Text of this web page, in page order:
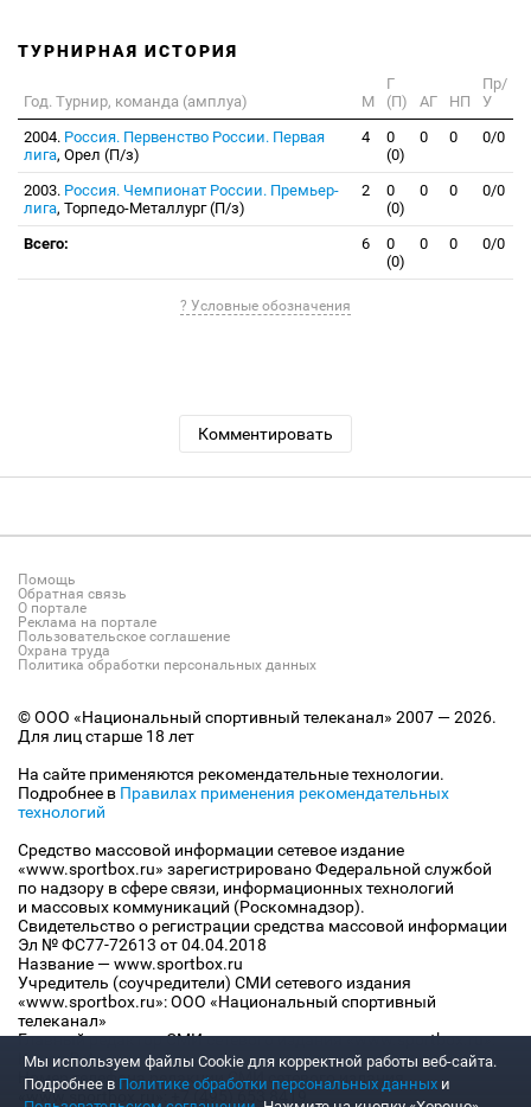
ТУРНИРНАЯ ИСТОРИЯ
Год. Турнир, команда (амплуа) М
Г
(П)
АГ НП
Пр/
У
2004. Россия. Первенство России. Первая
лига, Орел (П/з)
4
0
(0)
0 0 0/0
2003. Россия. Чемпионат России. Премьер-
лига, Торпедо-Металлург (П/з)
2
0
(0)
0 0 0/0
Всего: 6
0
(0)
0 0 0/0
? Условные обозначения
Комментировать
Помощь
Обратная связь
О портале
Реклама на портале
Пользовательское соглашение
Охрана труда
Политика обработки персональных данных
© ООО «Национальный спортивный телеканал» 2007 — 2026.
Для лиц старше 18 лет
На сайте применяются рекомендательные технологии.
Подробнее в Правилах применения рекомендательных
технологий
Средство массовой информации сетевое издание
«www.sportbox.ru» зарегистрировано Федеральной службой
по надзору в сфере связи, информационных технологий
и массовых коммуникаций (Роскомнадзор).
Свидетельство о регистрации средства массовой информации
Эл № ФС77-72613 от 04.04.2018
Название — www.sportbox.ru
Учредитель (соучредители) СМИ сетевого издания
«www.sportbox.ru»: ООО «Национальный спортивный
телеканал»
Главный редактор СМИ сетевого издания «www.sportbox.ru»:
Конов В.А.
Номер телефона редакции СМИ сетевого издания
«www.sportbox.ru»: +7 (495) 653 8419
Мы используем файлы Сookie для корректной работы веб-сайта.
Подробнее в Политике обработки персональных данных и